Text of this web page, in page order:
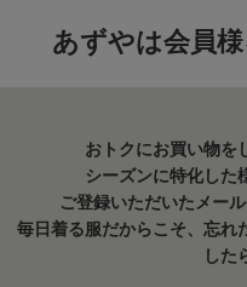
あずやは会員
おトクにお買い物を
シーズンに特化した
ご登録いただいたメー
毎日着る服だからこそ、忘れ
した